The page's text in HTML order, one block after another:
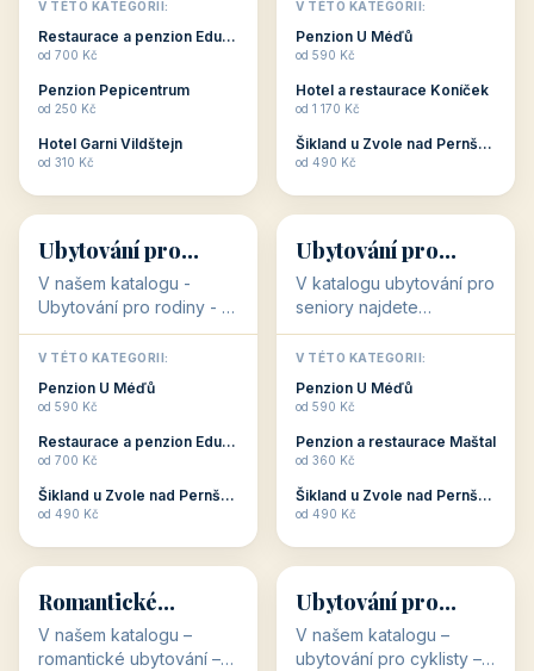
dovolenou přímo
souvisejí. Aktivní
odpočinek jso...
V TÉTO KATEGORII:
Restaurace a penzion Eduard
od 700 Kč
Penzion Pepicentrum
od 250 Kč
Hotel Garni Vildštejn
od 310 Kč
cenově dostupné
ubytování v ČR. Budete
c...
V TÉTO KATEGORII:
Penzion U Méďů
od 590 Kč
Hotel a restaurace Koníček
od 1 170 Kč
Šikland u Zvole nad Pernštejnem
od 490 Kč
👨‍👩‍👧‍👦
👨‍👩‍👧‍👦
34 objektů
Ubytování pro
rodiny
V našem katalogu -
Ubytování pro rodiny -
jsou pro Vás připraveny
objekty, které svojí
polohou či vybaveností,
nabízí klidné ubytování
V TÉTO KATEGORII:
Penzion U Méďů
od 590 Kč
Restaurace a penzion Eduard
od 700 Kč
Šikland u Zvole nad Pernštejnem
od 490 Kč
🧓
🧓
33 objektů
Ubytování pro
seniory
V katalogu ubytování pro
seniory najdete
penziony a hotely, které
jsou přizpůsobeny pro
ubytování klientů vyššího
věku. Některé z nich
V TÉTO KATEGORII:
Penzion U Méďů
od 590 Kč
Penzion a restaurace Maštal
od 360 Kč
Šikland u Zvole nad Pernštejnem
od 490 Kč
💕
💕
Romantické
ubytování
V našem katalogu –
romantické ubytování –
🚴
🚴
32 objektů
Ubytování pro
cyklisty
V našem katalogu –
ubytování pro cyklisty –